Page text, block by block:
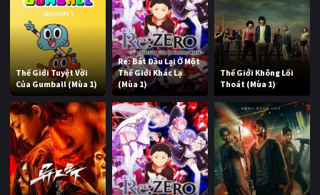
Thế Giới Tuyệt Vời
Của Gumball (Mùa 1)
Re: Bắt Đầu Lại Ở Một
Thế Giới Khác Lạ
(Mùa 1)
Thế Giới Không Lối
Thoát (Mùa 1)